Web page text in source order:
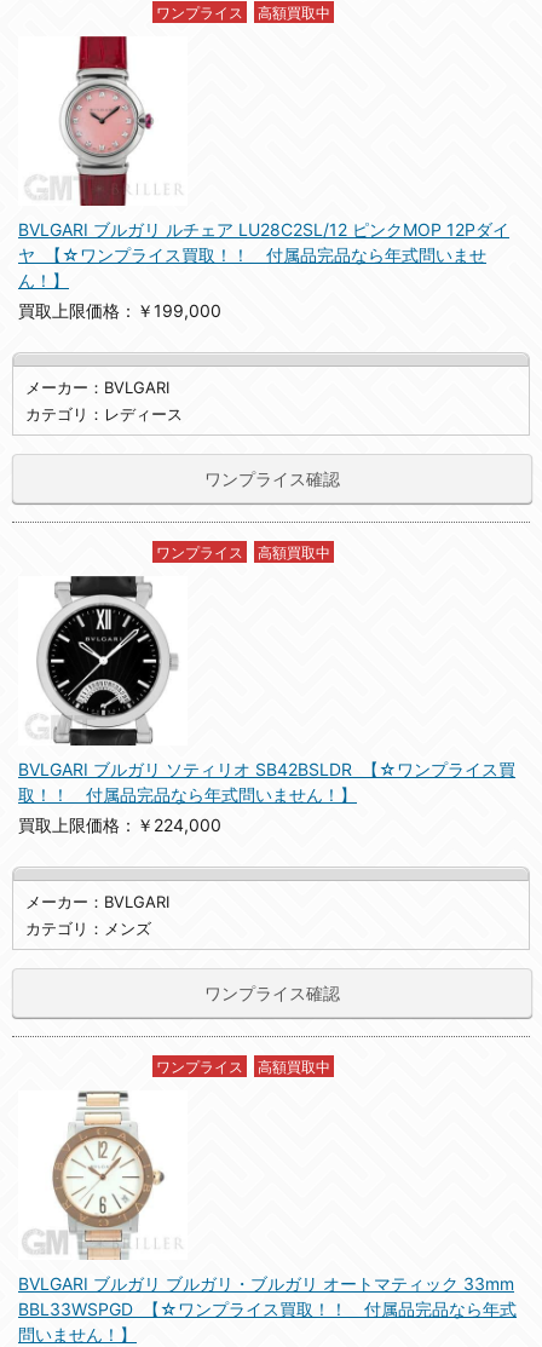
ワンプライス 高額買取中
BVLGARI ブルガリ ルチェア LU28C2SL/12 ピンクMOP 12Pダイ
ヤ 【☆ワンプライス買取！！ 付属品完品なら年式問いませ
ん！】
買取上限価格：￥199,000
メーカー：BVLGARI
カテゴリ：レディース
ワンプライス確認
ワンプライス 高額買取中
BVLGARI ブルガリ ソティリオ SB42BSLDR 【☆ワンプライス買
取！！ 付属品完品なら年式問いません！】
買取上限価格：￥224,000
メーカー：BVLGARI
カテゴリ：メンズ
ワンプライス確認
ワンプライス 高額買取中
BVLGARI ブルガリ ブルガリ・ブルガリ オートマティック 33mm
BBL33WSPGD 【☆ワンプライス買取！！ 付属品完品なら年式
問いません！】